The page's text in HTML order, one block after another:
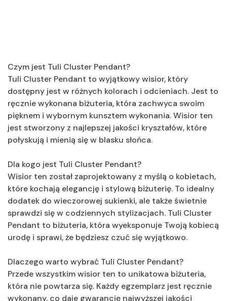
Czym jest Tuli Cluster Pendant?
Tuli Cluster Pendant to wyjątkowy wisior, który
dostępny jest w różnych kolorach i odcieniach. Jest to
ręcznie wykonana biżuteria, która zachwyca swoim
pięknem i wybornym kunsztem wykonania. Wisior ten
jest stworzony z najlepszej jakości kryształów, które
połyskują i mienią się w blasku słońca.
Dla kogo jest Tuli Cluster Pendant?
Wisior ten został zaprojektowany z myślą o kobietach,
które kochają elegancję i stylową biżuterię. To idealny
dodatek do wieczorowej sukienki, ale także świetnie
sprawdzi się w codziennych stylizacjach. Tuli Cluster
Pendant to biżuteria, która wyeksponuje Twoją kobiecą
urodę i sprawi, że będziesz czuć się wyjątkowo.
Dlaczego warto wybrać Tuli Cluster Pendant?
Przede wszystkim wisior ten to unikatowa biżuteria,
która nie powtarza się. Każdy egzemplarz jest ręcznie
wykonany, co daje gwarancję najwyższej jakości